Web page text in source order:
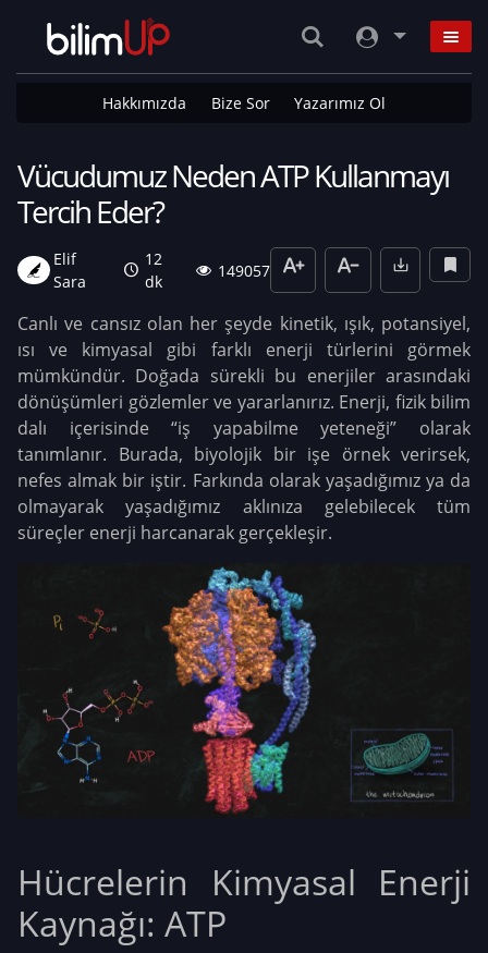
Hakkımızda Bize Sor Yazarımız Ol
Vücudumuz Neden ATP Kullanmayı
Tercih Eder?
Elif
Sara
12
dk
149057
Canlı ve cansız olan her şeyde kinetik, ışık, potansiyel,
ısı ve kimyasal gibi farklı enerji türlerini görmek
mümkündür. Doğada sürekli bu enerjiler arasındaki
dönüşümleri gözlemler ve yararlanırız. Enerji, fizik bilim
dalı içerisinde “iş yapabilme yeteneği” olarak
tanımlanır. Burada, biyolojik bir işe örnek verirsek,
nefes almak bir iştir. Farkında olarak yaşadığımız ya da
olmayarak yaşadığımız aklınıza gelebilecek tüm
süreçler enerji harcanarak gerçekleşir.
Hücrelerin Kimyasal Enerji
Kaynağı: ATP